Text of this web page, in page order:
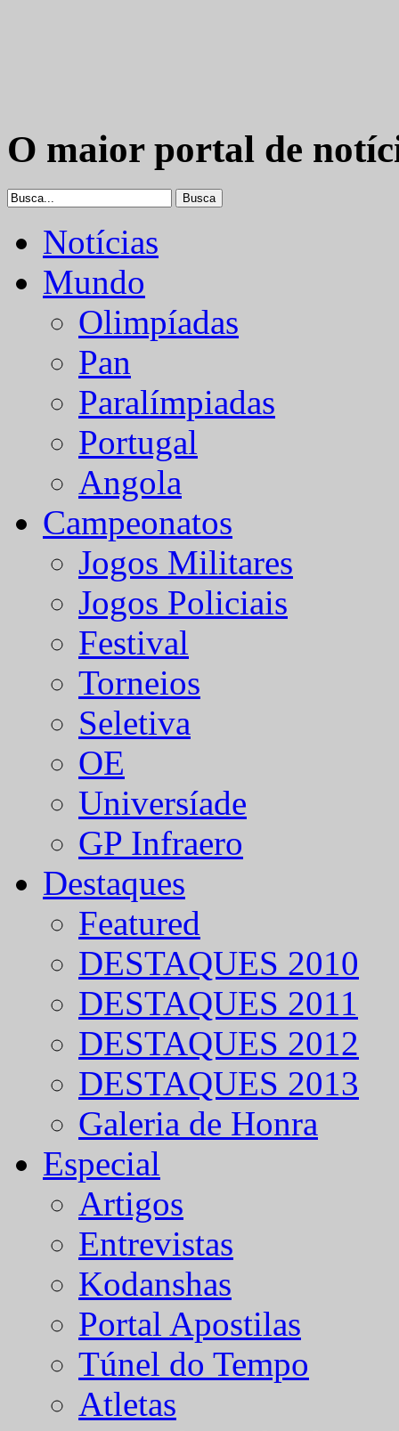
O maior portal de
Notícias
Mundo
Olimpíadas
Pan
Paralímpiadas
Portugal
Angola
Campeonatos
Jogos Militares
Jogos Policiais
Festival
Torneios
Seletiva
OE
Universíade
GP Infraero
Destaques
Featured
DESTAQUES 2010
DESTAQUES 2011
DESTAQUES 2012
DESTAQUES 2013
Galeria de Honra
Especial
Artigos
Entrevistas
Kodanshas
Portal Apostilas
Túnel do Tempo
Atletas